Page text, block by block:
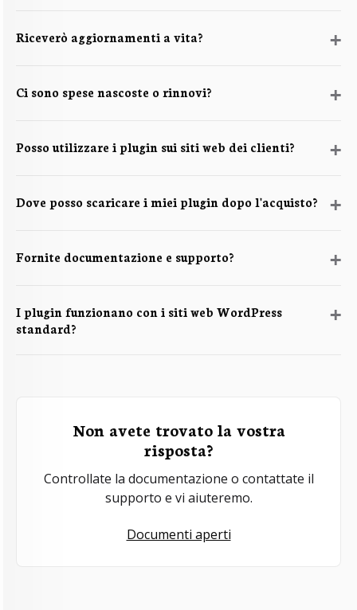
Riceverò aggiornamenti a vita?
Ci sono spese nascoste o rinnovi?
Posso utilizzare i plugin sui siti web dei clienti?
Dove posso scaricare i miei plugin dopo l'acquisto?
Fornite documentazione e supporto?
I plugin funzionano con i siti web WordPress
standard?
Non avete trovato la vostra
risposta?
Controllate la documentazione o contattate il
supporto e vi aiuteremo.
Documenti aperti